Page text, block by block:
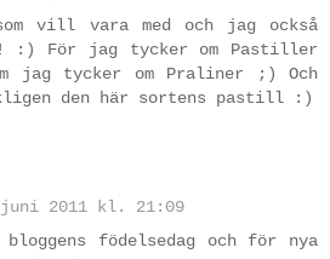
vill vara med och jag också
För jag tycker om Pastiller
jag tycker om Praliner ;) Och
den här sortens pastill :)
2011 kl. 21:09
födelsedag och för nya